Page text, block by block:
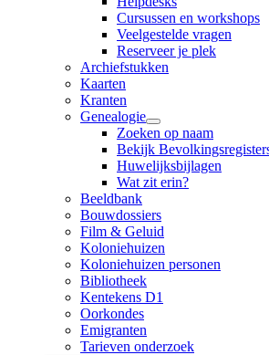
Cursussen en workshops
Veelgestelde vragen
Reserveer je plek
Archiefstukken
Kaarten
Kranten
Genealogie
Zoeken op naam
Bekijk
Huwelijksbijlagen
Wat zit erin?
Beeldbank
Bouwdossiers
Film & Geluid
Koloniehuizen
Koloniehuizen personen
Bibliotheek
Kentekens D1
Oorkondes
Emigranten
Tarieven onderzoek